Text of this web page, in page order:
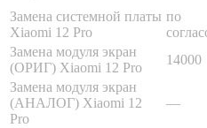
Замена системной платы
Xiaomi 12 Pro
по
Замена модуля экран
(ОРИГ) Xiaomi 12 Pro
14000
Замена модуля экран
(АНАЛОГ) Xiaomi 12
Pro
—